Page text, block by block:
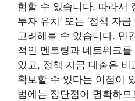
험할 수 있습니다. 따라서
투자 유치’ 또는 ‘정책 자
고려해볼 수 있습니다. 민
적인 멘토링과 네트워크
있고, 정책 자금 대출은
확보할 수 있다는 이점이
법에는 장단점이 명확하